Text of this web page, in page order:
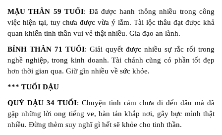
MẬU THÂN 59 TUỔI: Đã được hanh thông nhiều trong công
việc hiện tại, tuy chưa được vừa ý lắm. Tài lộc thâu đạt được khả
quan khiến tinh thần vui vẻ thật nhiều. Gia đạo an lành.
BÍNH THÂN 71 TUỔI: Giải quyết được nhiều sự rắc rối trong
nghề nghiệp, trong kinh doanh. Tài chánh cũng có phần tốt đẹp
hơn thời gian qua. Giữ gìn nhiều về sức khỏe.
*** TUỔI DẬU
QUÝ DẬU 34 TUỔI: Chuyện tình cảm chưa đi đến đâu mà đã
gặp những lời ong tiếng ve, bàn tán khắp nơi, gây bực mình thật
nhiều. Đừng thèm suy nghĩ gì hết sẽ khỏe cho tinh thần.